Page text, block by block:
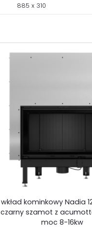
885 x 310
wkład kominkowy Nadia
czarny szamot z
moc 8-16kw